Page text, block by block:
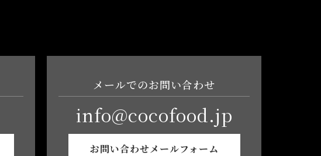
メールでのお問い合わせ
info@cocofood.jp
お問い合わせメールフォーム